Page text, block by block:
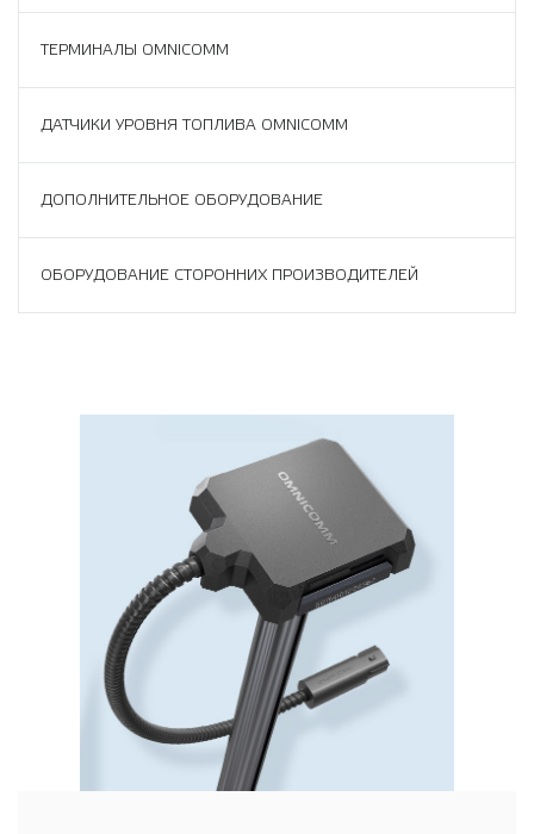
ТЕРМИНАЛЫ OMNICOMM
ДАТЧИКИ УРОВНЯ ТОПЛИВА OMNICOMM
ДОПОЛНИТЕЛЬНОЕ ОБОРУДОВАНИЕ
ОБОРУДОВАНИЕ СТОРОННИХ ПРОИЗВОДИТЕЛЕЙ